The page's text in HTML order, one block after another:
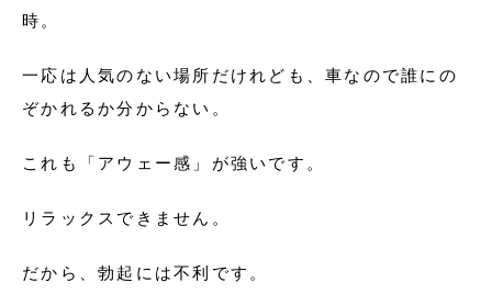
時。
一応は人気のない場所だけれども、車なので誰にの
ぞかれるか分からない。
これも「アウェー感」が強いです。
リラックスできません。
だから、勃起には不利です。